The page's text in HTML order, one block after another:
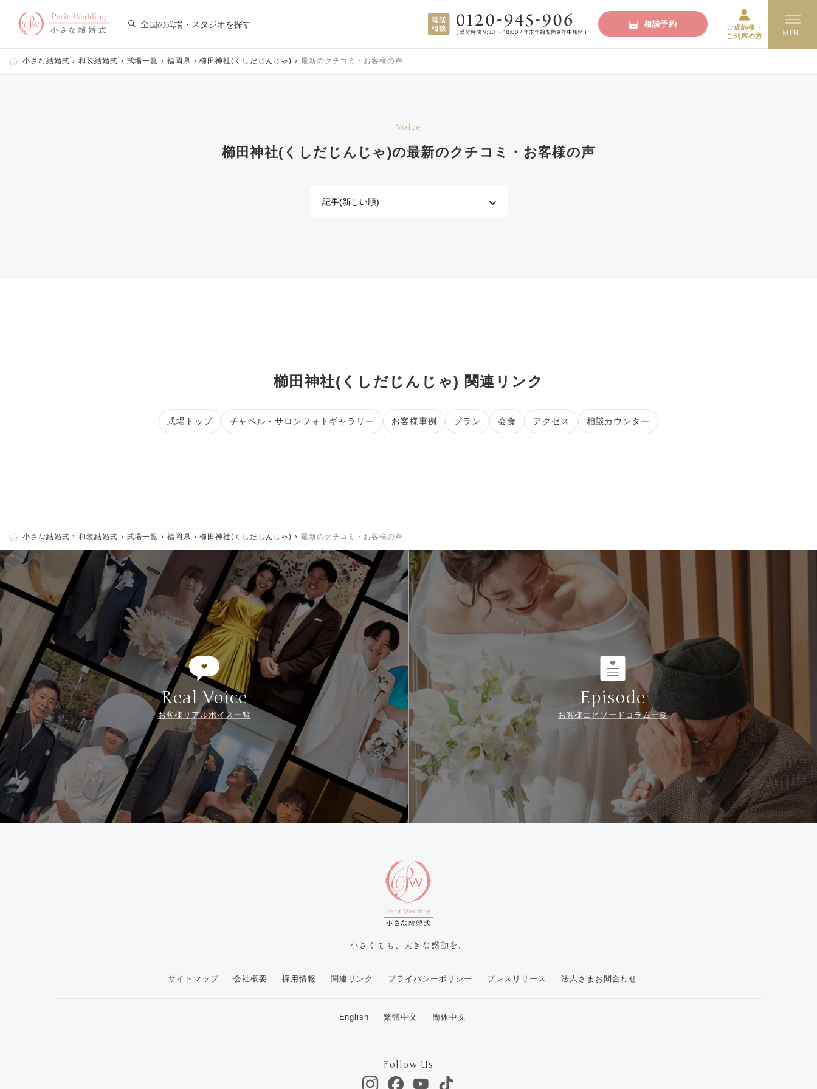
全国の式場・スタジオを探す 相談予約
ご成約後・
ご列席の方
小さな結婚式 和装結婚式 式場一覧 福岡県 櫛田神社(くしだじんじゃ) 最新のクチコミ・お客様の声
Voice
櫛田神社(くしだじんじゃ)の最新のクチコミ・お客様の声
櫛田神社(くしだじんじゃ) 関連リンク
式場トップ チャペル・サロンフォトギャラリー お客様事例 プラン 会食 アクセス 相談カウンター
小さな結婚式 和装結婚式 式場一覧 福岡県 櫛田神社(くしだじんじゃ) 最新のクチコミ・お客様の声
Real Voice
お客様リアルボイス一覧
Episode
お客様エピソードコラム一覧
小さくても、大きな感動を。
サイトマップ 会社概要 採用情報 関連リンク プライバシーポリシー プレスリリース 法人さまお問合わせ
English 繁體中文 簡体中文
Follow Us